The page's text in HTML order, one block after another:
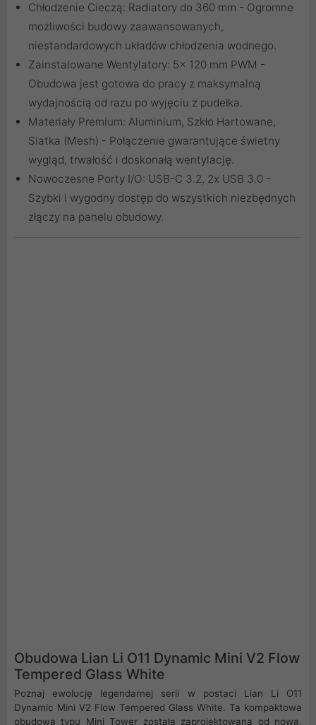
Chłodzenie Cieczą: Radiatory do 360 mm - Ogromne
możliwości budowy zaawansowanych,
niestandardowych układów chłodzenia wodnego.
Zainstalowane Wentylatory: 5x 120 mm PWM -
Obudowa jest gotowa do pracy z maksymalną
wydajnością od razu po wyjęciu z pudełka.
Materiały Premium: Aluminium, Szkło Hartowane,
Siatka (Mesh) - Połączenie gwarantujące świetny
wygląd, trwałość i doskonałą wentylację.
Nowoczesne Porty I/O: USB-C 3.2, 2x USB 3.0 -
Szybki i wygodny dostęp do wszystkich niezbędnych
złączy na panelu obudowy.
Obudowa Lian Li O11 Dynamic Mini V2 Flow
Tempered Glass White
Poznaj ewolucję legendarnej serii w postaci Lian Li O11
Dynamic Mini V2 Flow Tempered Glass White. Ta kompaktowa
obudowa typu Mini Tower została zaprojektowana od nowa,